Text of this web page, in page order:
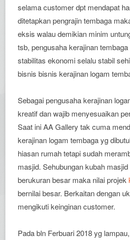
selama customer dpt mendapat
ditetapkan pengrajin tembaga
eksis walau demikian minim
tsb, pengusaha kerajinan
stabilitas ekonomi selalu stabil
bisnis bisnis kerajinan logam
Sebagai pengusaha kerajinan
kreatif dan wajib menyesuaikan
Saat ini AA Gallery tak cuma
kerajinan logam tembaga yg
hiasan rumah tetapi sudah
masjid. Sehubungan kubah
berukuran besar maka nilai projek
bernilai besar. Berkaitan dengan
mengikuti keinginan customer.
Pada bln Ferbuari 2018 yg